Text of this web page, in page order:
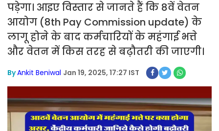
पड़ेगा। आइए विस्तार से जानते हैं कि 8वें वेतन
आयोग (8th Pay Commission update) के
लागू होने के बाद कर्मचारियों के महंगाई भत्ते
और वेतन में किस तरह से बढ़ौतरी की जाएगी।
ByAnkit Beniwal Jan 19, 2025, 17:27 IST